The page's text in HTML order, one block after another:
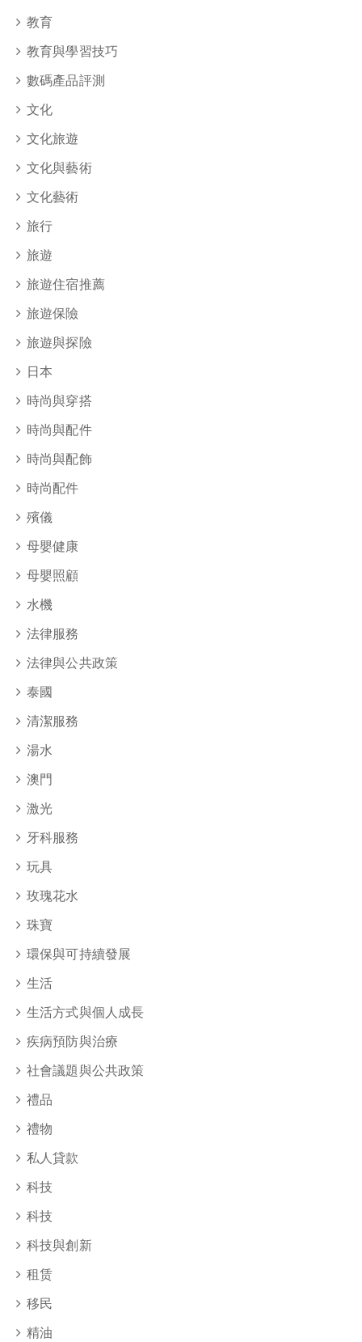
教育
教育與學習技巧
數碼產品評測
文化
文化旅遊
文化與藝術
文化藝術
旅行
旅遊
旅遊住宿推薦
旅遊保險
旅遊與探險
日本
時尚與穿搭
時尚與配件
時尚與配飾
時尚配件
殯儀
母嬰健康
母嬰照顧
水機
法律服務
法律與公共政策
泰國
清潔服務
湯水
澳門
激光
牙科服務
玩具
玫瑰花水
珠寶
環保與可持續發展
生活
生活方式與個人成長
疾病預防與治療
社會議題與公共政策
禮品
禮物
私人貸款
科技
科技
科技與創新
租赁
移民
精油